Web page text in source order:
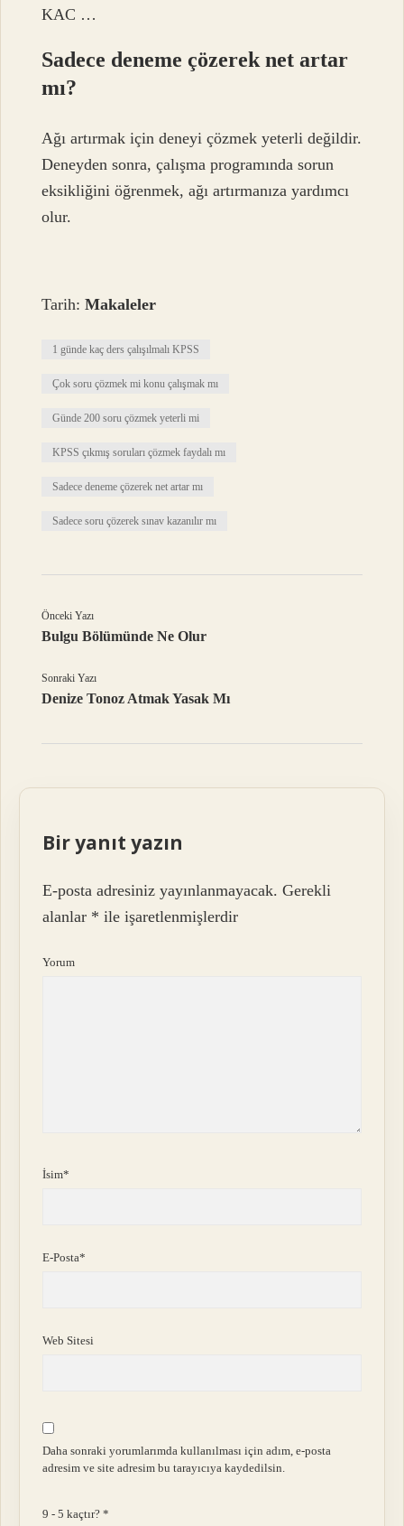
KAC …
Sadece deneme çözerek net artar
mı?
Ağı artırmak için deneyi çözmek yeterli değildir.
Deneyden sonra, çalışma programında sorun
eksikliğini öğrenmek, ağı artırmanıza yardımcı
olur.
Tarih:Makaleler
1 günde kaç ders çalışılmalı KPSS
Çok soru çözmek mi konu çalışmak mı
Günde 200 soru çözmek yeterli mi
KPSS çıkmış soruları çözmek faydalı mı
Sadece deneme çözerek net artar mı
Sadece soru çözerek sınav kazanılır mı
Önceki Yazı
Bulgu Bölümünde Ne Olur
Sonraki Yazı
Denize Tonoz Atmak Yasak Mı
Bir yanıt yazın
E-posta adresiniz yayınlanmayacak. Gerekli
alanlar * ile işaretlenmişlerdir
Yorum
İsim*
E-Posta*
Web Sitesi
Daha sonraki yorumlarımda kullanılması için adım, e-posta
adresim ve site adresim bu tarayıcıya kaydedilsin.
9 - 5 kaçtır?*